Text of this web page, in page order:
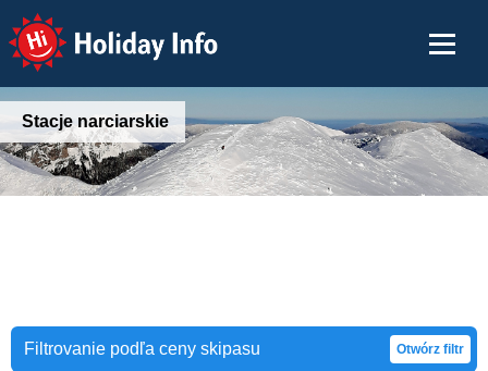
Holiday Info
Stacje narciarskie
Filtrovanie podľa ceny skipasu Otwórz filtr